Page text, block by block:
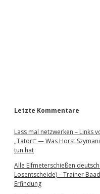
Letzte Kommentare
Lass mal netzwerken – Links
„Tatort“ — Was Horst
tun hat
Alle Elfmeterschießen
Losentscheide) – Trainer
Erfindung